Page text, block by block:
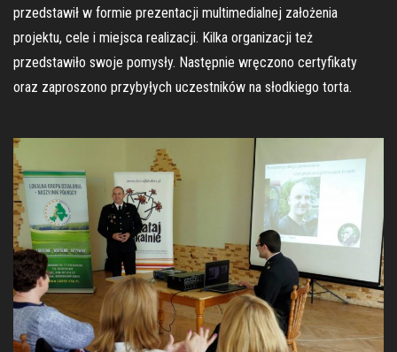
przedstawił w formie prezentacji multimedialnej założenia
projektu, cele i miejsca realizacji. Kilka organizacji też
przedstawiło swoje pomysły. Następnie wręczono certyfikaty
oraz zaproszono przybyłych uczestników na słodkiego torta.